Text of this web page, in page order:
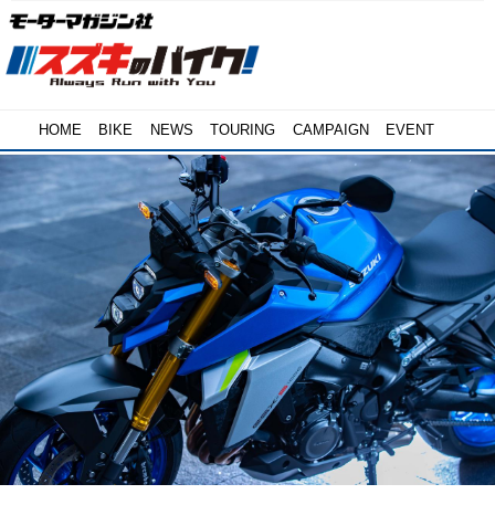
HOME BIKE NEWS TOURING CAMPAIGN EVENT